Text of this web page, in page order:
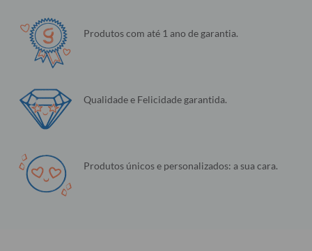
Produtos com até 1 ano de garantia.
Qualidade e Felicidade garantida.
Produtos únicos e personalizados: a sua cara.